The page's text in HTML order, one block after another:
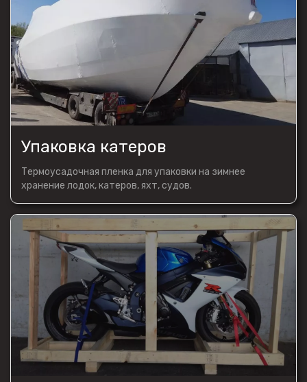
Упаковка катеров
Термоусадочная пленка для упаковки на зимнее
хранение лодок, катеров, яхт, судов.